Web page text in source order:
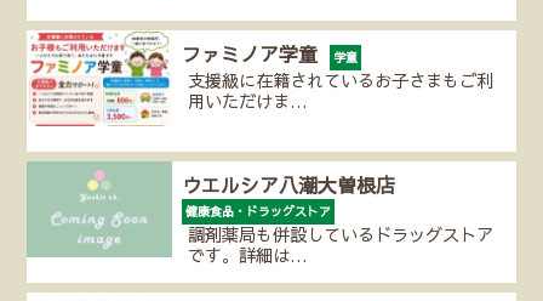
ファミノア学童 学童
支援級に在籍されているお子さまもご利
用いただけま…
ウエルシア八潮大曽根店
健康食品・ドラッグストア
調剤薬局も併設しているドラッグストア
です。詳細は…